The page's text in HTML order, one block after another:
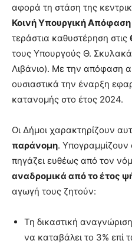
αφορά τη στάση της
Κοινή Υπουργική
τεράστια καθυστέρηση στις
τους Υπουργούς Θ.
Λιβάνιο). Με την απόφαση
ουσιαστικά την έναρξη
κατανομής στο έτος 2024.
Οι Δήμοι χαρακτηρίζουν
παράνομη.
πηγάζει ευθέως από τον
αναδρομικά από το έτος
αγωγή τους ζητούν:
Τη δικαστική
να καταβάλει το 3% επί